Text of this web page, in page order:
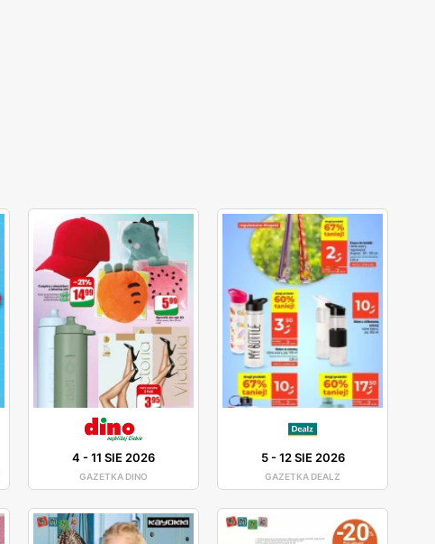
4 -11 SIE 2026
GAZETKA DINO
5-12 SIE 2026
GAZETKA DEALZ